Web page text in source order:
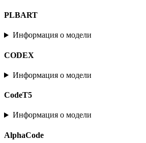
PLBART
Информация о модели
CODEX
Информация о модели
CodeT5
Информация о модели
AlphaCode